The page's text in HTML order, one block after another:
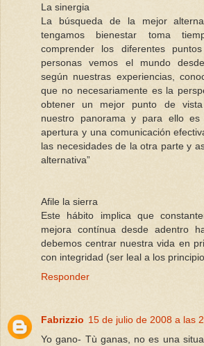
La sinergia
La búsqueda de la mejor
tengamos bienestar toma
comprender los diferentes
personas vemos el mundo
según nuestras experiencias,
que no necesariamente es la
obtener un mejor punto de
nuestro panorama y para ello es
apertura y una comunicación
las necesidades de la otra parte y
alternativa”
Afile la sierra
Este hábito implica que
mejora contínua desde adentro
debemos centrar nuestra vida en
con integridad (ser leal a los
Responder
Fabrizzio 15 de julio de 2008 a las
Yo gano- Tù ganas, no es una